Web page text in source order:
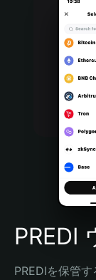
Português
Bahasa Indonesia
Português (Brasil)
Español
PREDI
PREDIを保管